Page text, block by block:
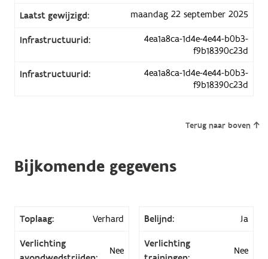
Laatst gewijzigd: maandag 22 september 2025
Infrastructuurid:
4ea1a8ca-1d4e-4e44-b0b3-
f9b18390c23d
Infrastructuurid:
4ea1a8ca-1d4e-4e44-b0b3-
f9b18390c23d
Terug naar boven
Bijkomende gegevens
Toplaag: Verhard Belijnd: Ja
Verlichting
Nee
Verlichting
Nee